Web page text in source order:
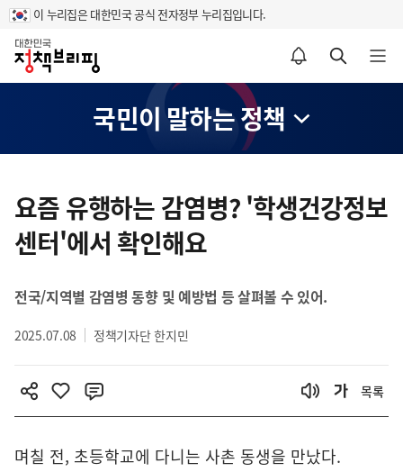
이 누리집은 대한민국 공식 전자정부 누리집입니다.
홈
알림설정 바로가기 검색 바로가기 메뉴 열기
국민이 말하는 정책
텐
츠
영
요즘 유행하는 감염병? '학생건강정보
센터'에서 확인해요
전국/지역별 감염병 동향 및 예방법 등 살펴볼 수 있어.
2025.07.08 정책기자단 한지민
목록
며칠 전, 초등학교에 다니는 사촌 동생을 만났다.